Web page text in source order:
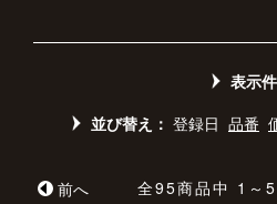
表示
並び替え： 登録日 品番
全95商品中 1～
前へ